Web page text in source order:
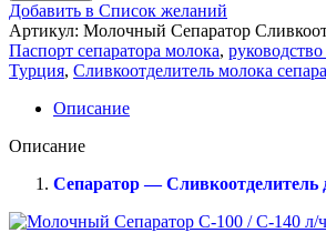
Добавить в Список желаний
Артикул: Молочный Сепаратор
Паспорт сепаратора молока,
Турция, Сливкоотделитель молока
Описание
Описание
Сепаратор — Сливкоотделитель